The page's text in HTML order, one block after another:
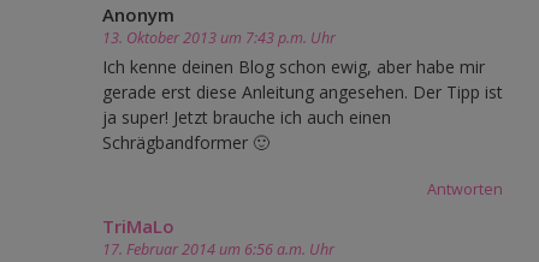
Anonym
13. Oktober 2013 um 7:43 p.m. Uhr
Ich kenne deinen Blog schon ewig, aber habe mir
gerade erst diese Anleitung angesehen. Der Tipp ist
ja super! Jetzt brauche ich auch einen
Schrägbandformer 🙂
Antworten
TriMaLo
17. Februar 2014 um 6:56 a.m. Uhr